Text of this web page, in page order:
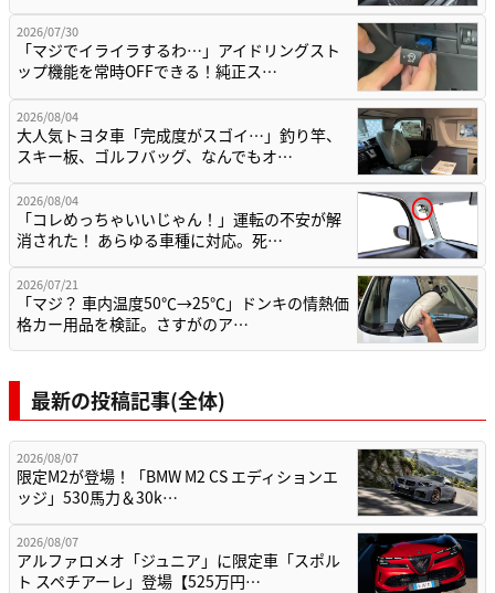
2026/07/30
「マジでイライラするわ…」アイドリングスト
ップ機能を常時OFFできる！純正ス…
2026/08/04
大人気トヨタ車「完成度がスゴイ…」釣り竿、
スキー板、ゴルフバッグ、なんでもオ…
2026/08/04
「コレめっちゃいいじゃん！」運転の不安が解
消された！ あらゆる車種に対応。死…
2026/07/21
「マジ？ 車内温度50℃→25℃」ドンキの情熱価
格カー用品を検証。さすがのア…
最新の投稿記事(全体)
2026/08/07
限定M2が登場！「BMW M2 CS エディションエ
ッジ」530馬力＆30k…
2026/08/07
アルファロメオ「ジュニア」に限定車「スポル
ト スペチアーレ」登場【525万円…